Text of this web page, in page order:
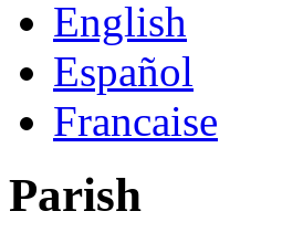
English
Español
Francaise
Parish